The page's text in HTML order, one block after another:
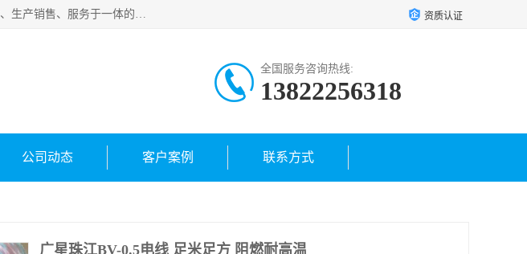
广东广星珠江电缆实业有限公司是一家广东广星珠江电缆厂家主营：广东广星珠江电缆，集线缆研发、生产销售、服务于一体的生产企业。公司自创立以来，确立了“广星珠江电缆，您的一站式采购”的战略发展口号，明确了将广星珠江打造成“线缆产品种类覆盖较广较全、质量较优、服务较好的大型综合性*化生产企业”的发展目标。 资质认证
全国服务咨询热线:
13822256318
公司动态 客户案例 联系方式
广星珠江BV-0.5电线 足米足方 阻燃耐高温